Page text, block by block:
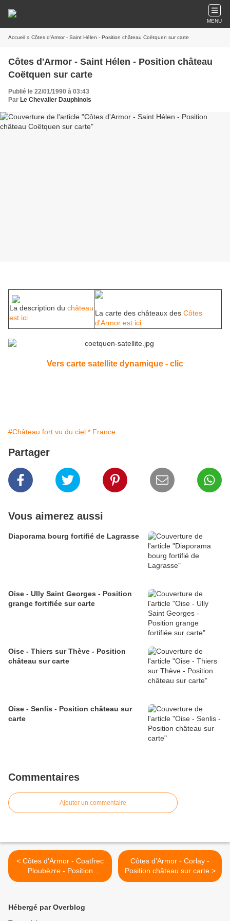
MENU
Accueil » Côtes d'Armor - Saint Hélen - Position château Coëtquen sur carte
Côtes d'Armor - Saint Hélen - Position château
Coëtquen sur carte
Publié le 22/01/1990 à 03:43
Par Le Chevalier Dauphinois
La description du château
est ici
La carte des châteaux des Côtes
d'Armor est ici
Vers carte satellite dynamique - clic
#Château fort vu du ciel * France
Partager
Vous aimerez aussi
Diaporama bourg fortifié de Lagrasse
Oise - Ully Saint Georges - Position
grange fortifiée sur carte
Oise - Thiers sur Thève - Position
château sur carte
Oise - Senlis - Position château sur
carte
Commentaires
Ajouter un commentaire
< Côtes d'Armor - Coatfrec
Ploubèzre - Position
château sur carte
Côtes d'Armor - Corlay -
Position château sur carte >
Hébergé par Overblog